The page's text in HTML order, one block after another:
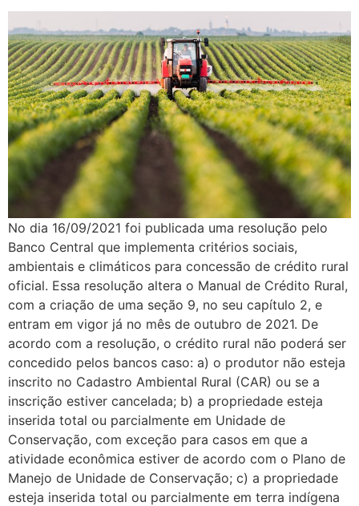
No dia 16/09/2021 foi publicada uma resolução pelo
Banco Central que implementa critérios sociais,
ambientais e climáticos para concessão de crédito rural
oficial. Essa resolução altera o Manual de Crédito Rural,
com a criação de uma seção 9, no seu capítulo 2, e
entram em vigor já no mês de outubro de 2021. De
acordo com a resolução, o crédito rural não poderá ser
concedido pelos bancos caso: a) o produtor não esteja
inscrito no Cadastro Ambiental Rural (CAR) ou se a
inscrição estiver cancelada; b) a propriedade esteja
inserida total ou parcialmente em Unidade de
Conservação, com exceção para casos em que a
atividade econômica estiver de acordo com o Plano de
Manejo de Unidade de Conservação; c) a propriedade
esteja inserida total ou parcialmente em terra indígena